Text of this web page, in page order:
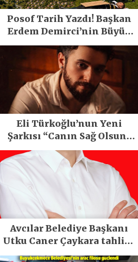
Posof Tarih Yazdı! Başkan
Erdem Demirci’nin Büyük
Emeğiyle Son Yılların En
Büyük Festivali Gerçekleşti
Eli Türkoğlu’nun Yeni
Şarkısı “Canın Sağ Olsun”
Büyük İlgi Gördü!..
Avcılar Belediye Başkanı
Utku Caner Çaykara tahliye
edildi